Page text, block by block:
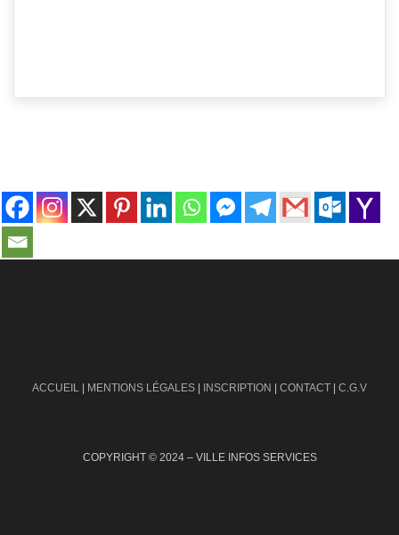
ACCUEIL | MENTIONS LÉGALES | INSCRIPTION | CONTACT | C.G.V
COPYRIGHT © 2024 – VILLE INFOS SERVICES